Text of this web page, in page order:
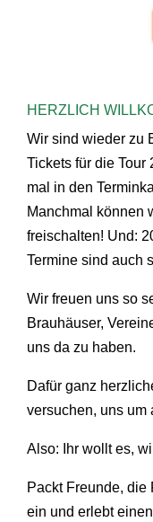
HERZLICH
Wir sind wieder zu
Tickets für die Tour
mal in den
Manchmal können
freischalten! Und:
Termine sind auch
Wir freuen uns so
Brauhäuser,
uns da zu haben.
Dafür ganz
versuchen, uns um
Also: Ihr wollt es,
Packt Freunde,
ein und erlebt